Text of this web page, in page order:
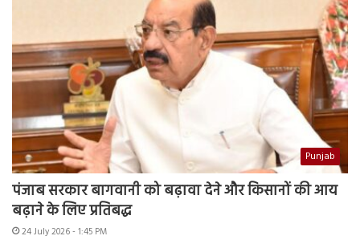
Punjab
पंजाब सरकार बागवानी को बढ़ावा देने और किसानों की आय
बढ़ाने के लिए प्रतिबद्ध
24 July 2026 - 1:45 PM